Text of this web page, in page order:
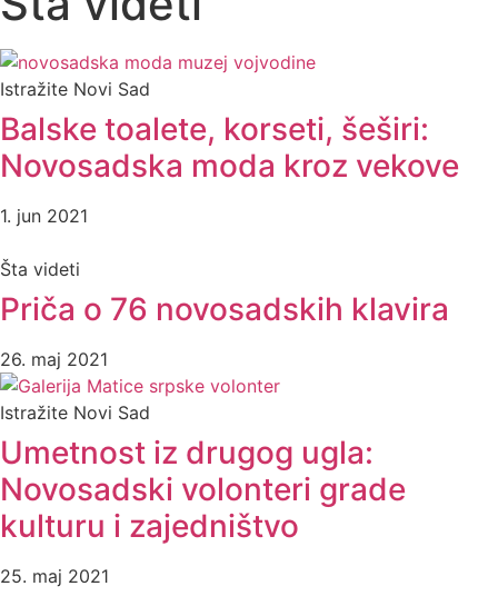
Istražite Novi Sad
Balske toalete, korseti, šeširi:
Novosadska moda kroz vekove
1. jun 2021
Šta videti
Priča o 76 novosadskih klavira
26. maj 2021
Istražite Novi Sad
Umetnost iz drugog ugla:
Novosadski volonteri grade
kulturu i zajedništvo
25. maj 2021